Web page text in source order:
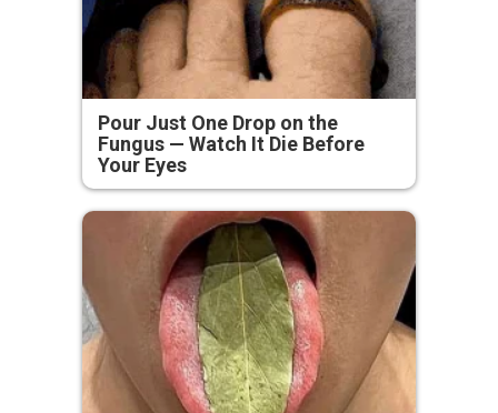
Pour Just One Drop on the
Fungus — Watch It Die Before
Your Eyes